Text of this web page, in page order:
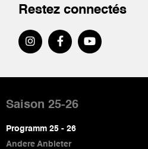
Restez connectés
de
page
Saison 25-26
Programm 25 - 26
Andere Anbieter